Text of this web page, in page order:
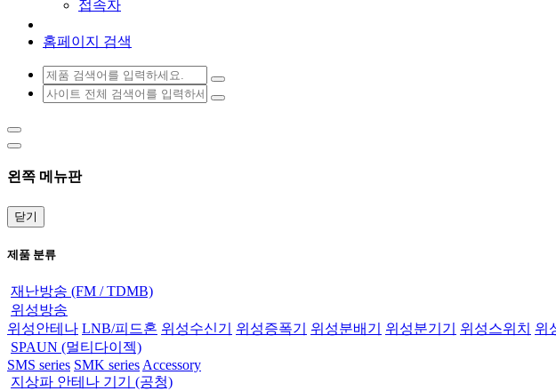
접속자
홈페이지 검색
왼쪽 메뉴판
닫기
제품 분류
재난방송 (FM / TDMB)
위성방송
위성안테나 LNB/피드혼 위성수신기 위성증폭기 위성분배기 위성분기기 위성스위치 위
SPAUN (멀티다이젝)
SMS series SMK series Accessory
지상파 안테나 기기 (공청)